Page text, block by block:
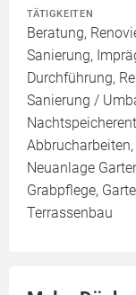
TÄTIGKEITEN
Beratung,
Sanierung,
Durchführung,
Sanierung /
Neuanlage
Grabpflege,
Terrassenbau